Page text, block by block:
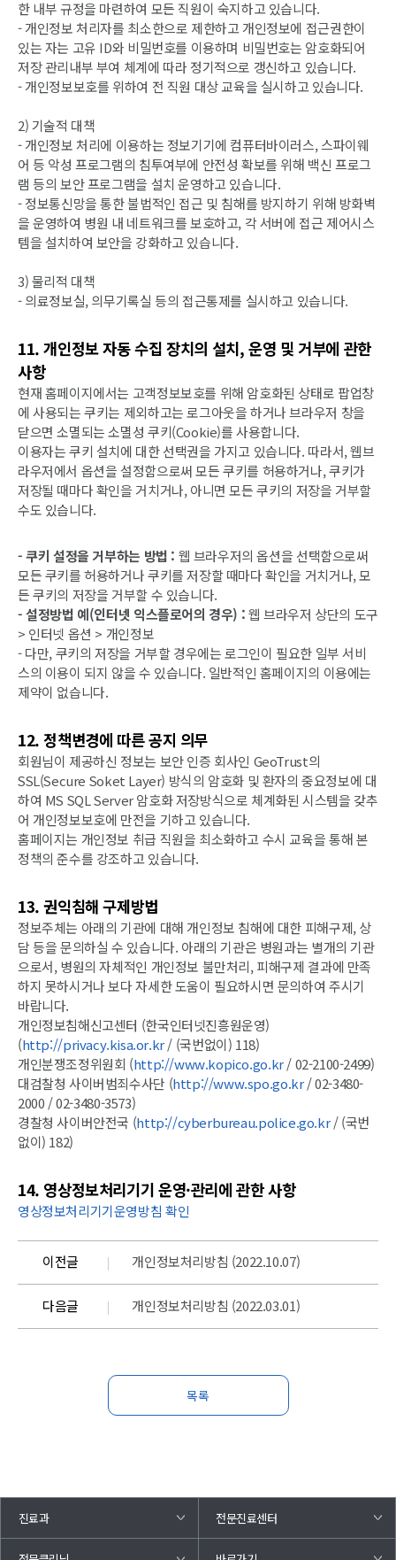
한 내부 규정을 마련하여 모든 직원이 숙지하고 있습니다.
- 개인정보 처리자를 최소한으로 제한하고 개인정보에 접근권한이
있는 자는 고유 ID와 비밀번호를 이용하며 비밀번호는 암호화되어
저장 관리내부 부여 체계에 따라 정기적으로 갱신하고 있습니다.
- 개인정보보호를 위하여 전 직원 대상 교육을 실시하고 있습니다.
2) 기술적 대책
- 개인정보 처리에 이용하는 정보기기에 컴퓨터바이러스, 스파이웨
어 등 악성 프로그램의 침투여부에 안전성 확보를 위해 백신 프로그
램 등의 보안 프로그램을 설치 운영하고 있습니다.
- 정보통신망을 통한 불법적인 접근 및 침해를 방지하기 위해 방화벽
을 운영하여 병원 내 네트워크를 보호하고, 각 서버에 접근 제어시스
템을 설치하여 보안을 강화하고 있습니다.
3) 물리적 대책
- 의료정보실, 의무기록실 등의 접근통제를 실시하고 있습니다.
11. 개인정보 자동 수집 장치의 설치, 운영 및 거부에 관한
사항
현재 홈페이지에서는 고객정보보호를 위해 암호화된 상태로 팝업창
에 사용되는 쿠키는 제외하고는 로그아웃을 하거나 브라우저 창을
닫으면 소멸되는 소멸성 쿠키(Cookie)를 사용합니다.
이용자는 쿠키 설치에 대한 선택권을 가지고 있습니다. 따라서, 웹브
라우저에서 옵션을 설정함으로써 모든 쿠키를 허용하거나, 쿠키가
저장될 때마다 확인을 거치거나, 아니면 모든 쿠키의 저장을 거부할
수도 있습니다.
- 쿠키 설정을 거부하는 방법 : 웹 브라우저의 옵션을 선택함으로써
모든 쿠키를 허용하거나 쿠키를 저장할 때마다 확인을 거치거나, 모
든 쿠키의 저장을 거부할 수 있습니다.
- 설정방법 예(인터넷 익스플로어의 경우) :웹 브라우저 상단의 도구
> 인터넷 옵션 > 개인정보
- 다만, 쿠키의 저장을 거부할 경우에는 로그인이 필요한 일부 서비
스의 이용이 되지 않을 수 있습니다. 일반적인 홈페이지의 이용에는
제약이 없습니다.
12. 정책변경에 따른 공지 의무
회원님이 제공하신 정보는 보안 인증 회사인 GeoTrust의
SSL(Secure Soket Layer) 방식의 암호화 및 환자의 중요정보에 대
하여 MS SQL Server 암호화 저장방식으로 체계화된 시스템을 갖추
어 개인정보보호에 만전을 기하고 있습니다.
홈페이지는 개인정보 취급 직원을 최소화하고 수시 교육을 통해 본
정책의 준수를 강조하고 있습니다.
13. 권익침해 구제방법
정보주체는 아래의 기관에 대해 개인정보 침해에 대한 피해구제, 상
담 등을 문의하실 수 있습니다. 아래의 기관은 병원과는 별개의 기관
으로서, 병원의 자체적인 개인정보 불만처리, 피해구제 결과에 만족
하지 못하시거나 보다 자세한 도움이 필요하시면 문의하여 주시기
바랍니다.
개인정보침해신고센터 (한국인터넷진흥원운영)
(http://privacy.kisa.or.kr/ (국번없이) 118)
개인분쟁조정위원회 (http://www.kopico.go.kr/ 02-2100-2499)
대검찰청 사이버범죄수사단 (http://www.spo.go.kr/ 02-3480-
2000 / 02-3480-3573)
경찰청 사이버안전국 (http://cyberbureau.police.go.kr/ (국번
없이) 182)
14. 영상정보처리기기 운영·관리에 관한 사항
영상정보처리기기운영방침 확인
이전글 개인정보처리방침 (2022.10.07)
다음글 개인정보처리방침 (2022.03.01)
목록
진료과 전문진료센터